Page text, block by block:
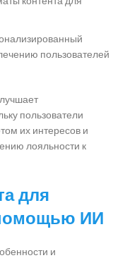
пользователей
пользователи
их интересов и
лояльности к
для
ИИ
и